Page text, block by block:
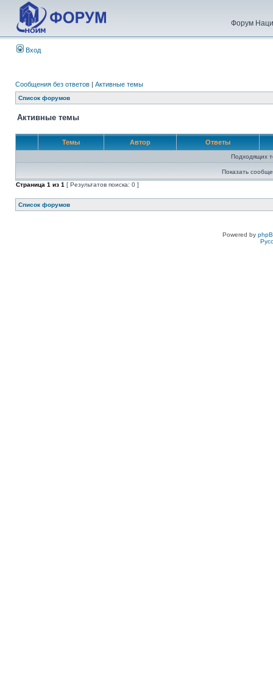
Форум
Вход
Сообщения без ответов | Активные темы
Список форумов
Активные темы
Темы Автор Ответы
Подходящих
Показать
Страница 1 из 1 [ Результатов поиска: 0 ]
Список форумов
Powered by